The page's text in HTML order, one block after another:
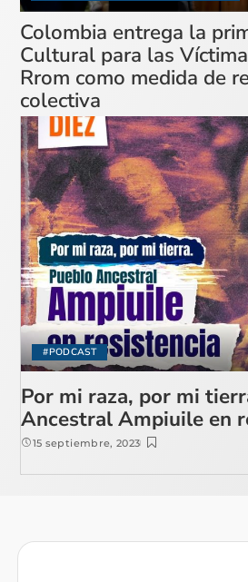
Colombia entrega la
Cultural para las
Rrom como medida de
colectiva
#PODCAST
Por mi raza, por mi
Ancestral Ampiuile en
15 septiembre, 2023